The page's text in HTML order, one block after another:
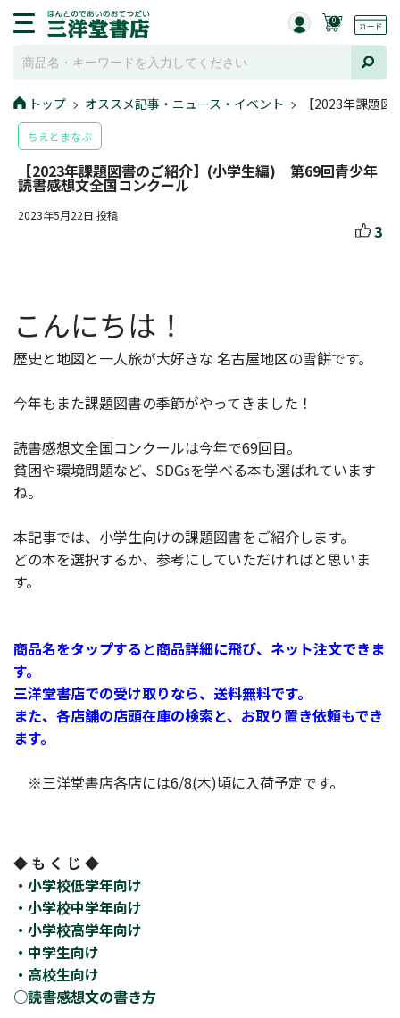
0
トップ オススメ記事・ニュース・イベント 【2023年課題
ちえとまなぶ
【2023年課題図書のご紹介】(小学生編) 第69回青少年
読書感想文全国コンクール
2023年5月22日 投稿
3
こんにちは！
歴史と地図と一人旅が大好きな 名古屋地区の雪餅です。
今年もまた課題図書の季節がやってきました！
読書感想文全国コンクールは今年で69回目。
貧困や環境問題など、SDGsを学べる本も選ばれています
ね。
本記事では、小学生向けの課題図書をご紹介します。
どの本を選択するか、参考にしていただければと思いま
す。
商品名をタップすると商品詳細に飛び、ネット注文できま
す。
三洋堂書店での受け取りなら、送料無料です。
また、各店舗の店頭在庫の検索と、お取り置き依頼もでき
ます。
※三洋堂書店各店には6/8(木)頃に入荷予定です。
◆ も く じ ◆
・小学校低学年向け
・小学校中学年向け
・小学校高学年向け
・中学生向け
・高校生向け
○読書感想文の書き方